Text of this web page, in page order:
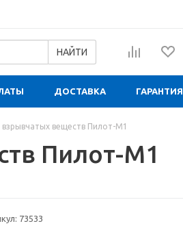
НАЙТИ
ДОСТАВКА ГАРАНТИЯ
взрывчатых веществ Пилот-М1
Пилот-М1
73533